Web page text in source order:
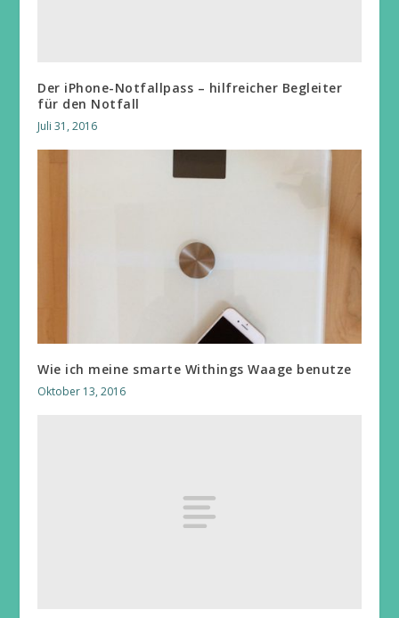
Der iPhone-Notfallpass – hilfreicher Begleiter
für den Notfall
Juli 31, 2016
Wie ich meine smarte Withings Waage benutze
Oktober 13, 2016